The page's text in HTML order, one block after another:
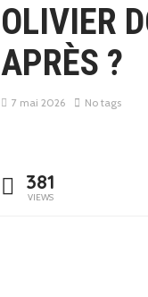
OLIVIER
APRÈS ?
7 mai 2026 No tags
381
VIEWS